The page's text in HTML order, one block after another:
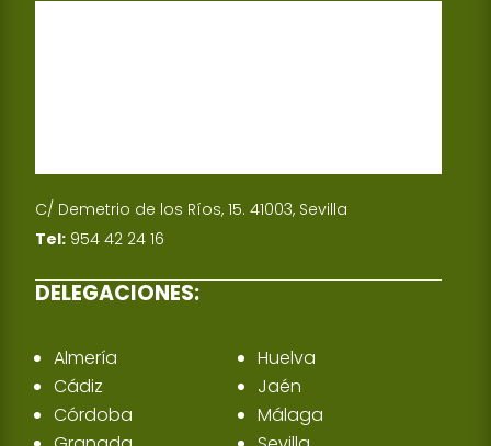
C/ Demetrio de los Ríos, 15. 41003, Sevilla
Tel: 954 42 24 16
DELEGACIONES:
Almería
Cádiz
Córdoba
Huelva
Jaén
Málaga